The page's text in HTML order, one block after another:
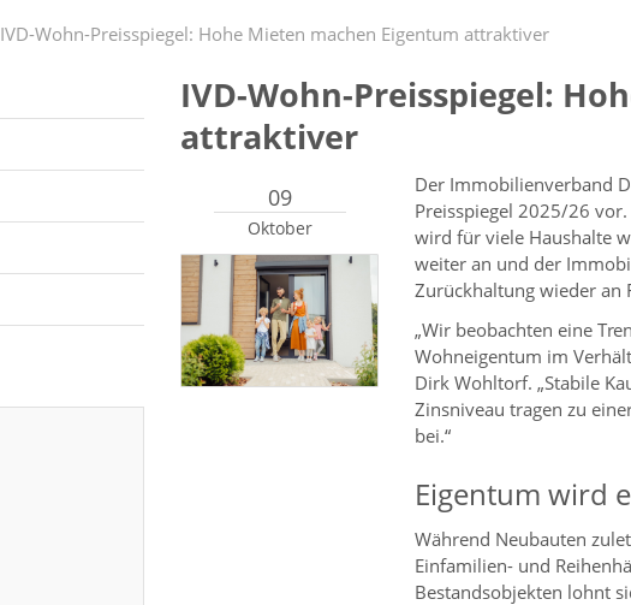
IVD-Wohn-Preisspiegel: Hohe Mieten machen Eigentum attraktiver
IVD-Wohn-Preisspiegel:
attraktiver
09
Oktober
Der Immobilienverband
Preisspiegel 2025/26
wird für viele Haushalte
weiter an und der
Zurückhaltung wieder an
„Wir beobachten eine
Wohneigentum im
Dirk Wohltorf. „Stabile
Zinsniveau tragen zu
bei.“
Eigentum wird
Während Neubauten
Einfamilien- und
Bestandsobjekten lohnt